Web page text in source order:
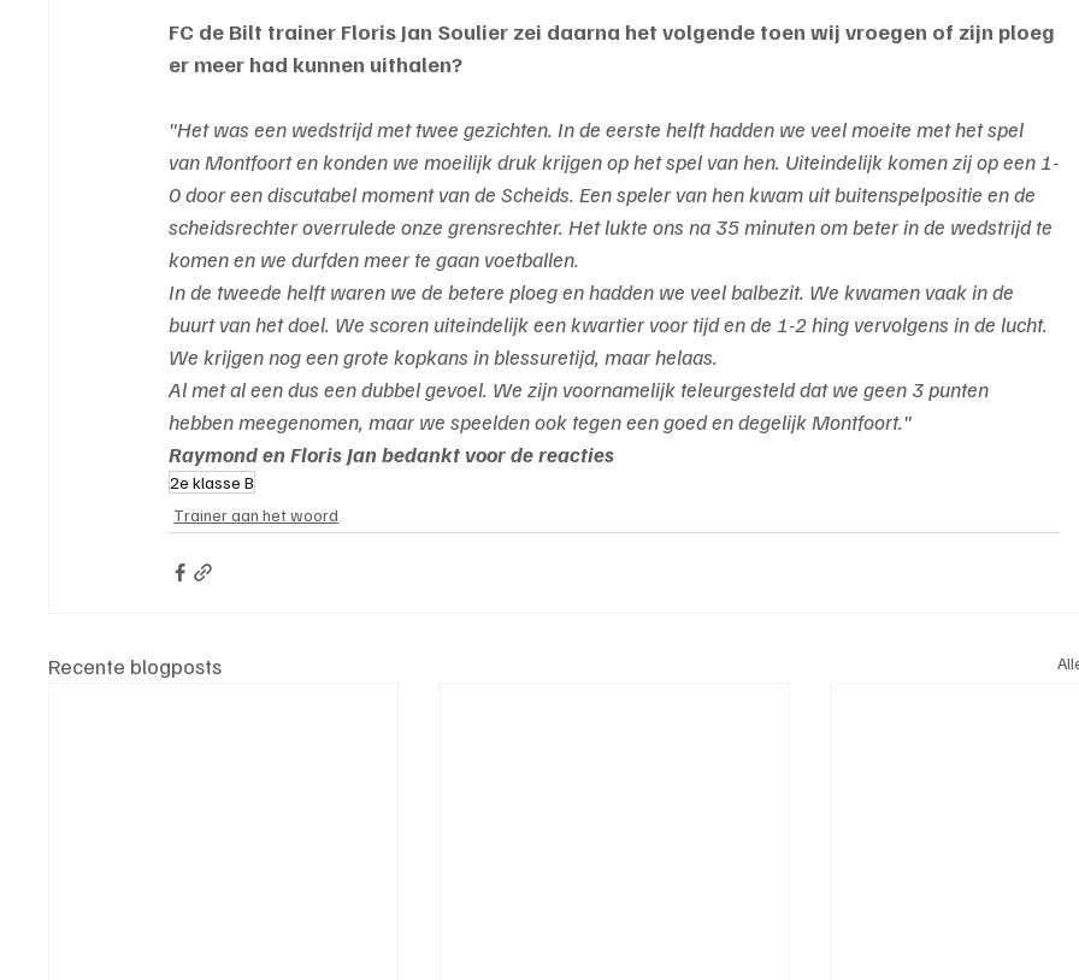
FC de Bilt trainer Floris Jan Soulier zei daarna het volgende toen wij vroegen of zijn ploeg
er meer had kunnen uithalen?
"Het was een wedstrijd met twee gezichten. In de eerste helft hadden we veel moeite met het spel
van Montfoort en konden we moeilijk druk krijgen op het spel van hen. Uiteindelijk komen zij op een 1-
0 door een discutabel moment van de Scheids. Een speler van hen kwam uit buitenspelpositie en de
scheidsrechter overrulede onze grensrechter. Het lukte ons na 35 minuten om beter in de wedstrijd te
komen en we durfden meer te gaan voetballen.
In de tweede helft waren we de betere ploeg en hadden we veel balbezit. We kwamen vaak in de
buurt van het doel. We scoren uiteindelijk een kwartier voor tijd en de 1-2 hing vervolgens in de lucht.
We krijgen nog een grote kopkans in blessuretijd, maar helaas.
Al met al een dus een dubbel gevoel. We zijn voornamelijk teleurgesteld dat we geen 3 punten
hebben meegenomen, maar we speelden ook tegen een goed en degelijk Montfoort."
Raymond en Floris Jan bedankt voor de reacties
2e klasse B
Trainer aan het woord
Recente blogposts